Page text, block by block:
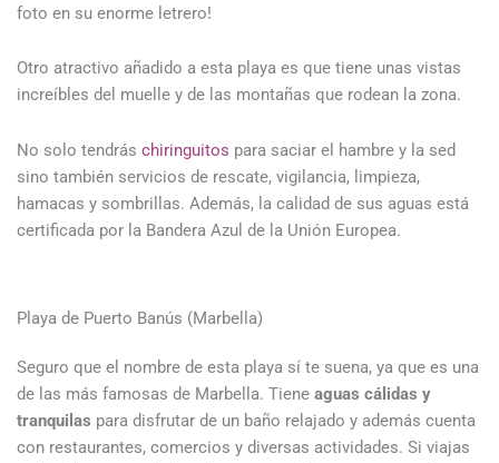
foto en su enorme letrero!
Otro atractivo añadido a esta playa es que tiene unas vistas
increíbles del muelle y de las montañas que rodean la zona.
No solo tendrás chiringuitos para saciar el hambre y la sed
sino también servicios de rescate, vigilancia, limpieza,
hamacas y sombrillas. Además, la calidad de sus aguas está
certificada por la Bandera Azul de la Unión Europea.
Playa de Puerto Banús (Marbella)
Seguro que el nombre de esta playa sí te suena, ya que es una
de las más famosas de Marbella. Tiene aguas cálidas y
tranquilas para disfrutar de un baño relajado y además cuenta
con restaurantes, comercios y diversas actividades. Si viajas